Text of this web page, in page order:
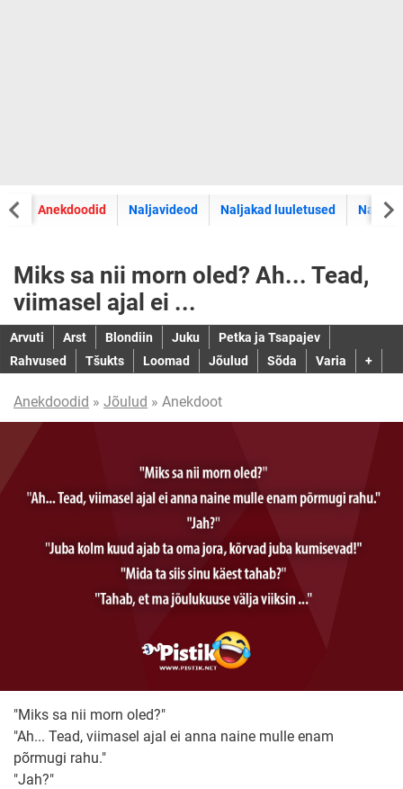
Anekdoodid Naljavideod Naljakad luuletused
Miks sa nii morn oled? Ah... Tead,
viimasel ajal ei ...
Arvuti Arst Blondiin Juku
Petka ja Tsapajev
Rahvused
Tšukts Loomad Jõulud Sõda Varia +
Anekdoodid » Jõulud » Anekdoot
"Miks sa nii morn oled?"
"Ah... Tead, viimasel ajal ei anna naine mulle enam
põrmugi rahu."
"Jah?"